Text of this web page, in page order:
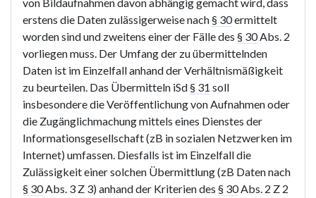
erstens die Daten zulässigerweise nach§ 30ermittelt
worden sind und zweitens einer der Fälle des § 30Abs. 2
vorliegen muss. Der Umfang der zu übermittelnden
Daten ist im Einzelfall anhand der Verhältnismäßigkeit
zu beurteilen. Das Übermitteln iSd§ 31 soll
insbesondere die Veröffentlichung von Aufnahmen oder
die Zugänglichmachung mittels eines Dienstes der
Informationsgesellschaft (zB in sozialen Netzwerken im
Internet) umfassen. Diesfalls ist im Einzelfall die
Zulässigkeit einer solchen Übermittlung (zB Daten nach
§ 30Abs. 3 Z 3) anhand der Kriterien des § 30Abs. 2 Z 2